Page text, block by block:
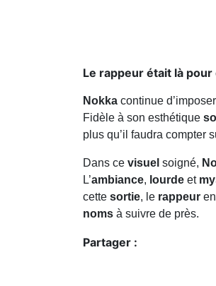
Le rappeur était là
Nokka continue
Fidèle à son esthétique
plus qu’il faudra compter
Dans ce visuel soigné,
L’ambiance, lourde et
cette sortie, le rappeur
noms à suivre de près.
Partager :